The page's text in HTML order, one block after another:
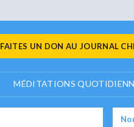
FAITES UN DON AU JOURNAL
MÉDITATIONS